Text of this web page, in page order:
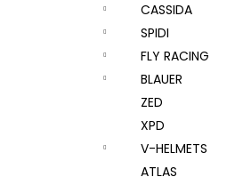
CASSIDA
SPIDI
FLY RACING
BLAUER
ZED
XPD
V-HELMETS
ATLAS